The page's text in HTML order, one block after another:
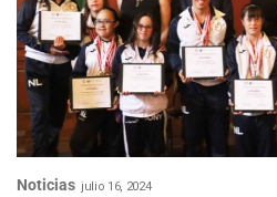
Noticias julio 16, 2024